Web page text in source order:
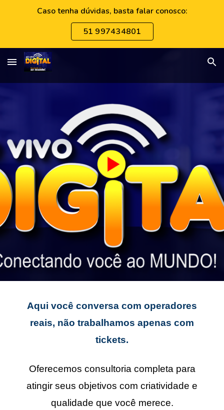
Caso tenha dúvidas, basta falar conosco:
51 997434801
Aqui você conversa com operadores
reais, não trabalhamos apenas com
tickets.
Oferecemos consultoria completa para
atingir seus objetivos com criatividade e
qualidade que você merece.